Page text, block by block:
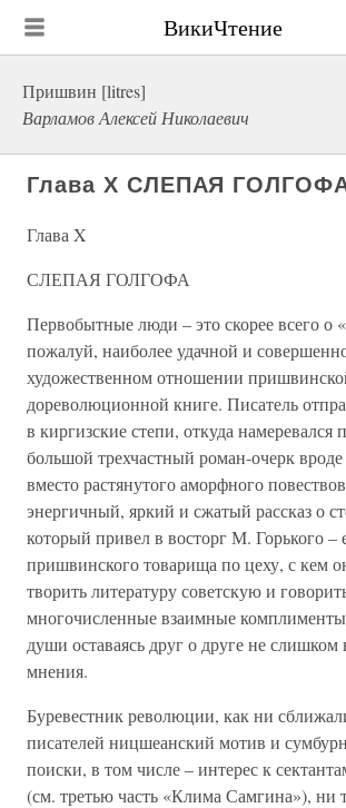
ВикиЧтение
Пришвин [litres]
Варламов Алексей Николаевич
Глава X СЛЕПАЯ
Глава X
СЛЕПАЯ ГОЛГОФА
Первобытные люди – это скорее всего о
пожалуй, наиболее удачной и
художественном отношении
дореволюционной книге. Писатель
в киргизские степи, откуда намеревался
большой трехчастный роман-очерк
вместо растянутого аморфного
энергичный, яркий и сжатый рассказ о
который привел в восторг М. Горького –
пришвинского товарища по цеху, с кем
творить литературу советскую и
многочисленные взаимные
души оставаясь друг о друге не слишком
мнения.
Буревестник революции, как ни
писателей ницшеанский мотив и
поиски, в том числе – интерес к
(см. третью часть «Клима Самгина»), ни